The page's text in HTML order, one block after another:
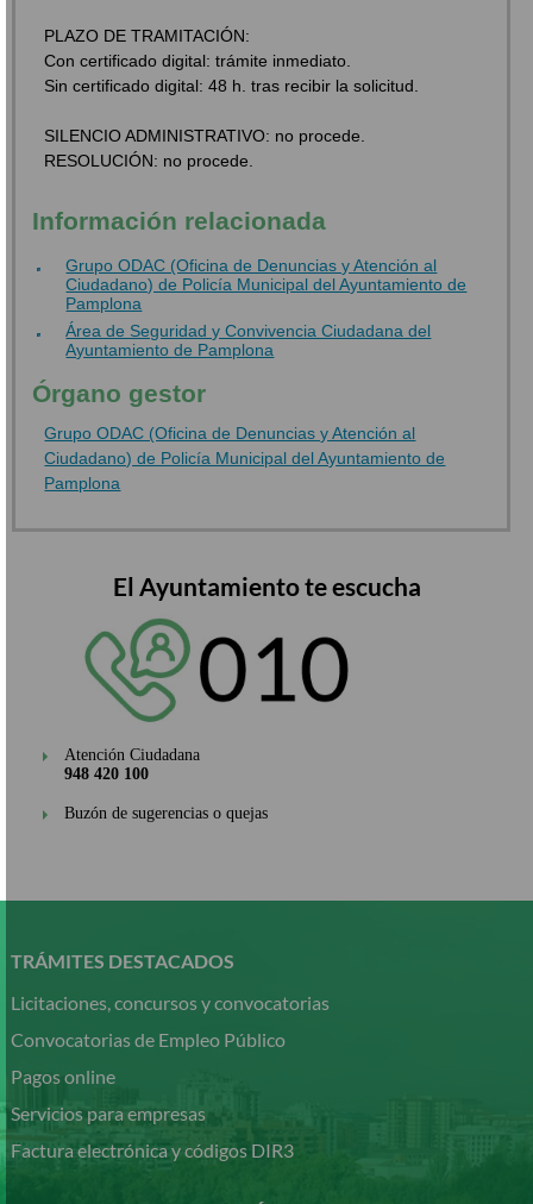
PLAZO DE TRAMITACIÓN:
Con certificado digital: trámite inmediato.
Sin certificado digital: 48 h. tras recibir la solicitud.
SILENCIO ADMINISTRATIVO: no procede.
RESOLUCIÓN: no procede.
Información relacionada
Grupo ODAC (Oficina de Denuncias y Atención al
Ciudadano) de Policía Municipal del Ayuntamiento de
Pamplona
Área de Seguridad y Convivencia Ciudadana del
Ayuntamiento de Pamplona
Órgano gestor
Grupo ODAC (Oficina de Denuncias y Atención al
Ciudadano) de Policía Municipal del Ayuntamiento de
Pamplona
El Ayuntamiento te escucha
Atención Ciudadana
948 420 100
Buzón de sugerencias o quejas
contenido
TRÁMITES DESTACADOS
Licitaciones, concursos y convocatorias
Convocatorias de Empleo Público
Pagos online
Servicios para empresas
Factura electrónica y códigos DIR3